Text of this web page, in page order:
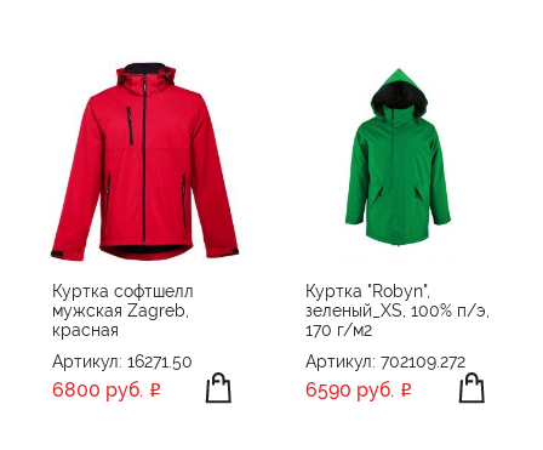
Куртка софтшелл
мужская Zagreb,
красная
Артикул: 16271.50
6800 руб.
Куртка "Robyn",
зеленый_XS, 100% п/э,
170 г/м2
Артикул: 702109.272
6590 руб.